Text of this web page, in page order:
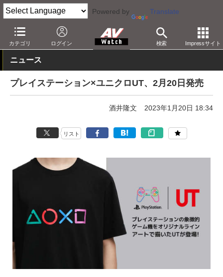
Powered by Translate
カテゴリ ログイン 検索 Impressサイト
AV Watch 製品 AV周辺機器
ニュース
プレイステーション×ユニクロUT、2月20日発売
酒井隆文 2023年1月20日 18:34
リスト